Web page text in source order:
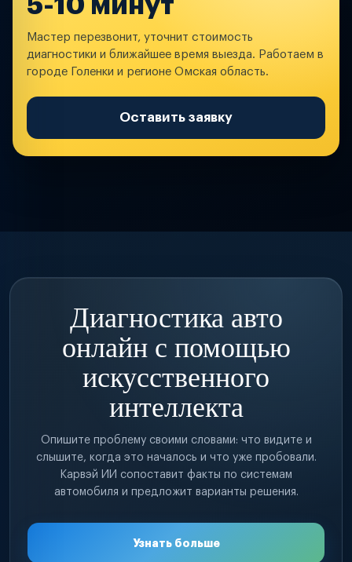
5-10 минут
Мастер перезвонит, уточнит стоимость
диагностики и ближайшее время выезда. Работаем в
городе Голенки и регионе Омская область.
Оставить заявку
Диагностика авто
онлайн с помощью
искусственного
интеллекта
Опишите проблему своими словами: что видите и
слышите, когда это началось и что уже пробовали.
Карвэй ИИ сопоставит факты по системам
автомобиля и предложит варианты решения.
Узнать больше